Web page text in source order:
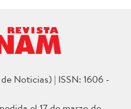
Noticias) | ISSN: 1606 -